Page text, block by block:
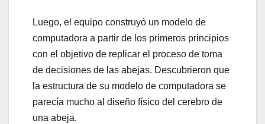
Luego, el equipo construyó un modelo de
computadora a partir de los primeros principios
con el objetivo de replicar el proceso de toma
de decisiones de las abejas. Descubrieron que
la estructura de su modelo de computadora se
parecía mucho al diseño físico del cerebro de
una abeja.